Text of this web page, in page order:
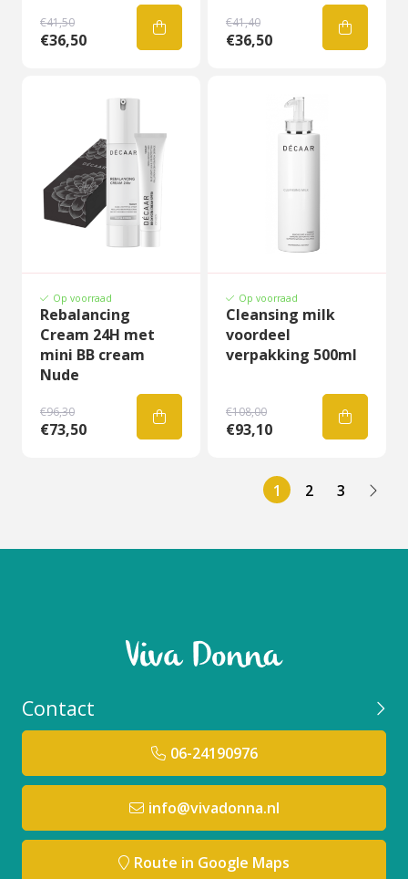
€41,50
€36,50
€41,40
€36,50
Op voorraad
Rebalancing
Cream 24H met
mini BB cream
Nude
€96,30
€73,50
Op voorraad
Cleansing milk
voordeel
verpakking 500ml
€108,00
€93,10
1 2 3
Contact
06-24190976
info@vivadonna.nl
Route in Google Maps